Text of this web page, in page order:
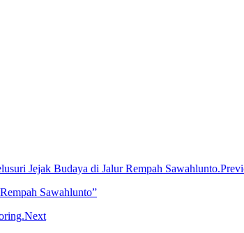
Sawahlunto”
Next